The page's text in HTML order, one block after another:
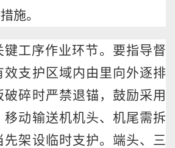
施。
键工序作业环节。要指导督
效支护区域内由里向外逐排
碎时严禁退锚，鼓励采用
移动输送机机头、机尾需拆
先架设临时支护。端头、三